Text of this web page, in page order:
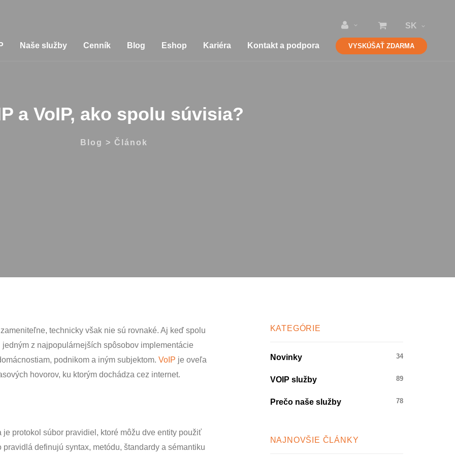
SK
Naše služby
Cenník Blog Eshop Kariéra Kontakt a podpora VYSKÚŠAŤ ZDARMA
a VoIP, ako spolu súvisia?
Blog > Článok
technicky však nie sú rovnaké. Aj keď spolu
z najpopulárnejších spôsobov implementácie alebo
podnikom a iným subjektom.VoIPje oveľa širší
hovorov, ku ktorým dochádza cez internet.
protokol súbor pravidiel, ktoré môžu dve entity použiť na
definujú syntax, metódu, štandardy a sémantiku
KATEGÓRIE
Novinky 34
VOIP služby 89
Prečo naše služby 78
NAJNOVŠIE ČLÁNKY